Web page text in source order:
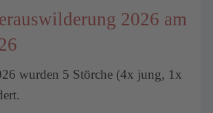
2026 am
wurden 5 Störche (4x jung, 1x